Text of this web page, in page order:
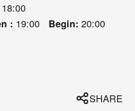
18:00
: 19:00 Begin: 20:00
SHARE